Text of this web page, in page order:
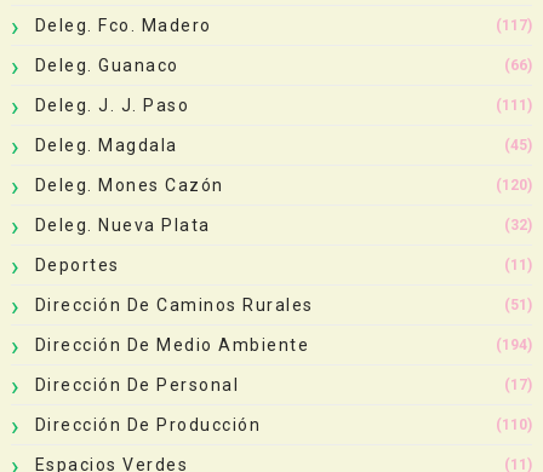
Deleg. Fco. Madero (117)
Deleg. Guanaco (66)
Deleg. J. J. Paso (111)
Deleg. Magdala (45)
Deleg. Mones Cazón (120)
Deleg. Nueva Plata (32)
Deportes (11)
Dirección De Caminos Rurales (51)
Dirección De Medio Ambiente (194)
Dirección De Personal (17)
Dirección De Producción (110)
Espacios Verdes (11)